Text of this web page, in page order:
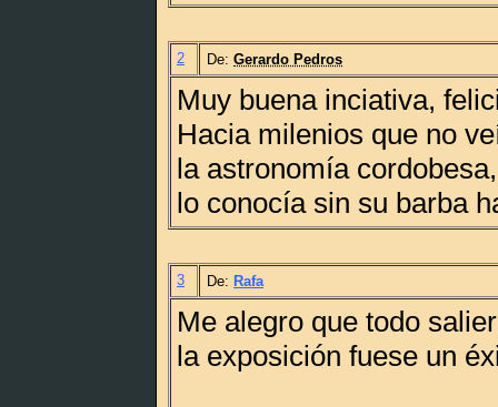
2 De: Gerardo Pedros
Muy buena inciativa,
Hacia milenios que no
la astronomía
lo conocía sin su barba
3 De: Rafa
Me alegro que todo
la exposición fuese un